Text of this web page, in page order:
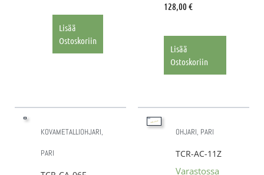
Lisää
Ostoskoriin
128,00 €
Lisää
Ostoskoriin
KOVAMETALLIOHJARI,
PARI
OHJARI, PARI
TCR-AC-11Z
Varastossa